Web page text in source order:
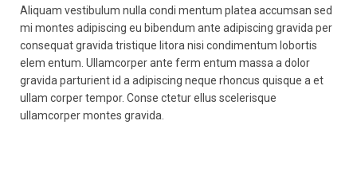
Aliquam vestibulum nulla condi mentum platea accumsan sed
mi montes adipiscing eu bibendum ante adipiscing gravida per
consequat gravida tristique litora nisi condimentum lobortis
elem entum. Ullamcorper ante ferm entum massa a dolor
gravida parturient id a adipiscing neque rhoncus quisque a et
ullam corper tempor. Conse ctetur ellus scelerisque
ullamcorper montes gravida.